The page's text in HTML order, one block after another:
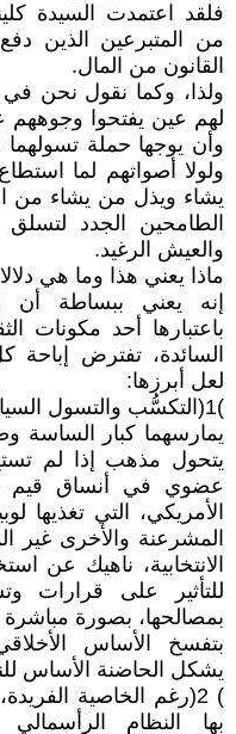
القانون من المال‮.‬
الطامحين الجدد
والعيش الرغيد‮.‬
ماذا‮ ‬يعني‮ ‬هذا وما هي‮ ‬دلالاته؟
‬باعتبارها أحد مكونات
لعل أبرزها‮:‬
‬الأمريكي،‮
‬للتأثير على قرارات
‬يشكل الحاضنة الأساس